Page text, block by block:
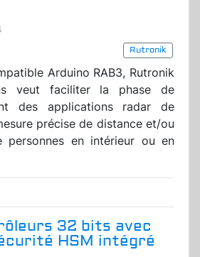
Rutronik
Arduino RAB3, Rutronik
veut faciliter la phase de
des applications radar de
précise de distance et/ou
personnes en intérieur ou en
32 bits avec
HSM intégré